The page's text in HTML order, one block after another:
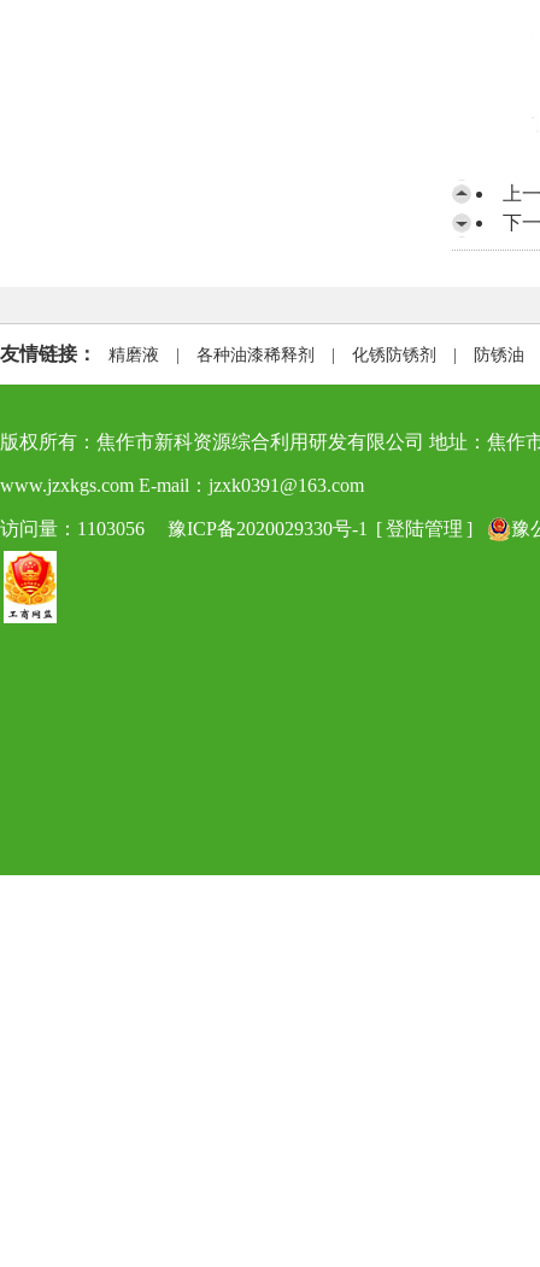
上
下
友情链接： 精磨液 各种油漆稀释剂 化锈防锈剂 防锈油
版权所有：焦作市新科资源综合利用研发有限公司 地址：焦作
www.jzxkgs.com E-mail：jzxk0391@163.com
访问量：1103056 豫ICP备2020029330号-1 [登陆管理 ] 豫